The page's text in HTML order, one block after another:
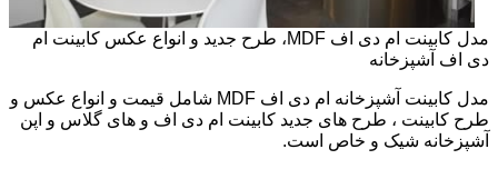
مدل کابینت ام دی اف MDF، طرح جدید و انواع عکس کابینت ام
دی اف آشپزخانه
مدل کابینت آشپزخانه ام دی اف MDF شامل قیمت و انواع عکس و
طرح کابینت ، طرح های جدید کابینت ام دی اف و های گلاس و اپن
آشپزخانه شیک و خاص است.